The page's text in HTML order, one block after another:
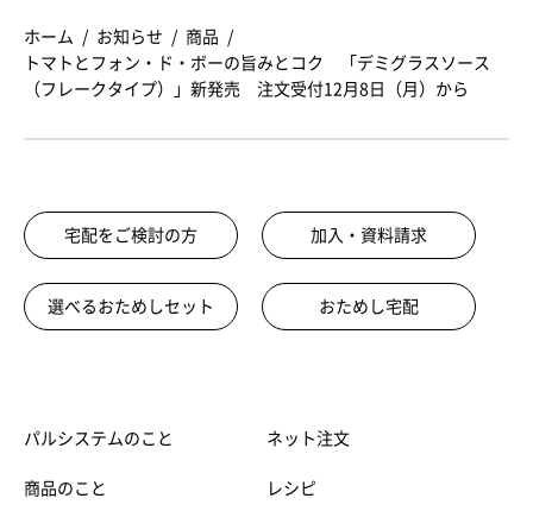
ホーム お知らせ
商品
トマトとフォン・ド・ボーの旨みとコク 「デミグラスソース
（フレークタイプ）」新発売 注文受付12月8日（月）から
宅配をご検討の方 加入・資料請求
選べるおためしセット おためし宅配
パルシステムのこと
商品のこと
ネット注文
レシピ